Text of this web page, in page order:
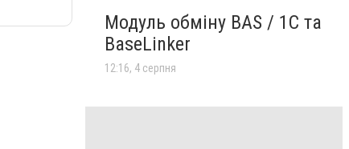
Модуль обміну BAS / 1C та
BaseLinker
12:16, 4 серпня